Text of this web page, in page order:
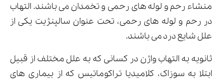
منشاء رحم و لوله های رحمی و تخمدان می باشند. التهاب
در رحم و لوله های رحمی، تحت عنوان سالپنژیت یکی از
علل شایع درد می باشند.
ثانویه به التهاب واژن در کسانی که به علل مختلف از قبیل
ابتلا به سوزاک، کلامیدیا تراکوماتیس که از بیماری های